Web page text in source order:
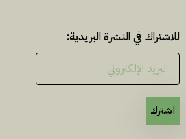
للاشتراك في النشرة البريدية:
اشترك